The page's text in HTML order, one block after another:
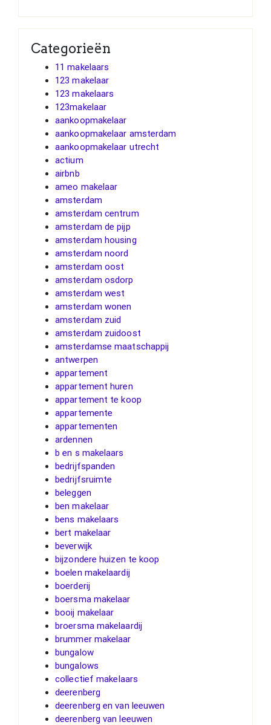
Categorieën
11 makelaars
123 makelaar
123 makelaars
123makelaar
aankoopmakelaar
aankoopmakelaar amsterdam
aankoopmakelaar utrecht
actium
airbnb
ameo makelaar
amsterdam
amsterdam centrum
amsterdam de pijp
amsterdam housing
amsterdam noord
amsterdam oost
amsterdam osdorp
amsterdam west
amsterdam wonen
amsterdam zuid
amsterdam zuidoost
amsterdamse maatschappij
antwerpen
appartement
appartement huren
appartement te koop
appartemente
appartementen
ardennen
b en s makelaars
bedrijfspanden
bedrijfsruimte
beleggen
ben makelaar
bens makelaars
bert makelaar
beverwijk
bijzondere huizen te koop
boelen makelaardij
boerderij
boersma makelaar
booij makelaar
broersma makelaardij
brummer makelaar
bungalow
bungalows
collectief makelaars
deerenberg
deerenberg en van leeuwen
deerenberg van leeuwen